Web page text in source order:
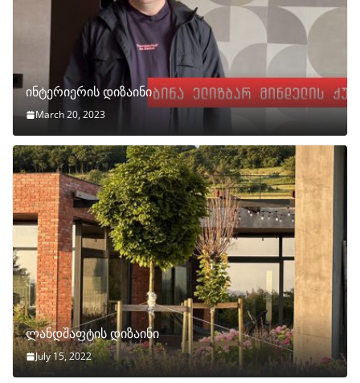
ინტერიერის დიზაინი
March 20, 2023
ლანდშაფტის დიზაინი
July 15, 2022